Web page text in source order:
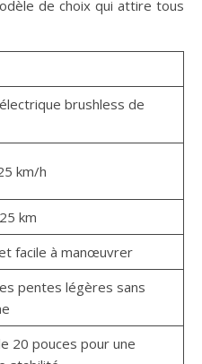
de choix qui attire tous
brushless de
km/h
km
facile à manœuvrer
pentes légères sans
20 pouces pour une